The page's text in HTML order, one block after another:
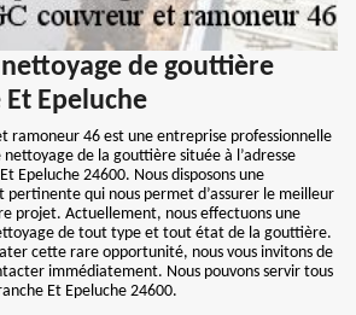
de gouttière
Epeluche
ramoneur 46 est une entreprise professionnelle
de la gouttière située à l’adresse
Epeluche 24600. Nous disposons une
pertinente qui nous permet d’assurer le meilleur
projet. Actuellement, nous effectuons une
de tout type et tout état de la gouttière.
cette rare opportunité, nous vous invitons de
immédiatement. Nous pouvons servir tous
Et Epeluche 24600.